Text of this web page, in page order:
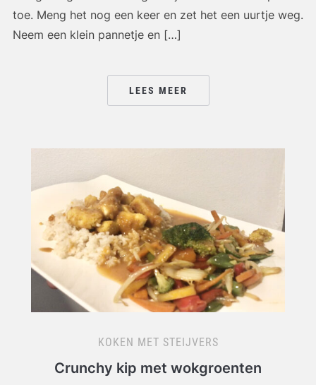
toe. Meng het nog een keer en zet het een uurtje weg.
Neem een klein pannetje en […]
LEES MEER
KOKEN MET STEIJVERS
Crunchy kip met wokgroenten